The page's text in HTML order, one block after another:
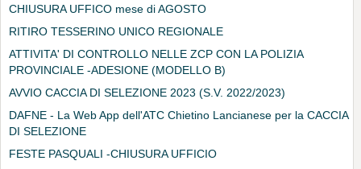
CHIUSURA UFFICO mese di AGOSTO
RITIRO TESSERINO UNICO REGIONALE
ATTIVITA' DI CONTROLLO NELLE ZCP CON LA POLIZIA
PROVINCIALE -ADESIONE (MODELLO B)
AVVIO CACCIA DI SELEZIONE 2023 (S.V. 2022/2023)
DAFNE - La Web App dell'ATC Chietino Lancianese per la CACCIA
DI SELEZIONE
FESTE PASQUALI -CHIUSURA UFFICIO